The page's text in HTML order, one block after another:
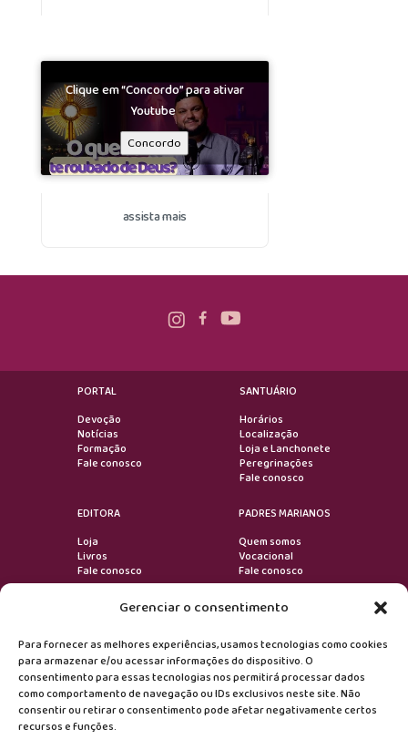
Gerenciar o consentimento
Para fornecer as melhores experiências, usamos tecnologias como cookies
para armazenar e/ou acessar informações do dispositivo. O
consentimento para essas tecnologias nos permitirá processar dados
como comportamento de navegação ou IDs exclusivos neste site. Não
consentir ou retirar o consentimento pode afetar negativamente certos
recursos e funções.
Clique em “Concordo” para ativar
Youtube
Concordo
assista mais
PORTAL
Devoção
Notícias
Formação
Fale conosco
SANTUÁRIO
Horários
Localização
Loja e Lanchonete
Peregrinações
Fale conosco
EDITORA
Loja
Livros
Fale conosco
PADRES MARIANOS
Quem somos
Vocacional
Fale conosco
Devoção